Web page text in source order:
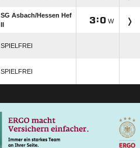
SG Asbach/​Hessen Hef
II
: W
SPIELFREI
SPIELFREI